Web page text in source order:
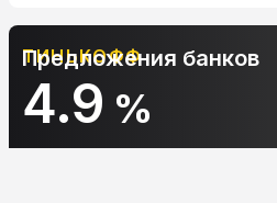
АЛЬФА-БАНК
10.9%
Предложения банков